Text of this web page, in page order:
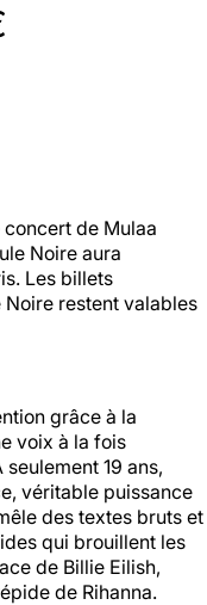
En savoir plus
de Mulaa
Noire aura
Les billets
restent valables
grâce à la
voix à la fois
19 ans,
véritable puissance
des textes bruts et
qui brouillent les
de Billie Eilish,
de Rihanna.